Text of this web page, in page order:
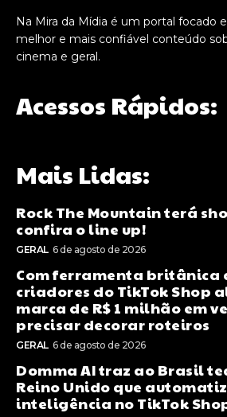
Na Mira da Mídia é um portal focado
melhor e mais confiável conteúdo
cinema e geral.
Acessos Rápidos:
Mais Lidas:
Rock The Mountain terá
confira o line up!
GERAL 6 de agosto de 2026
Com ferramenta britânica
criadores do TikTok Shop
marca de R$ 1 milhão em
precisar decorar roteiros
GERAL 6 de agosto de 2026
Domma AI traz ao Brasil
Reino Unido que
inteligência no TikTok